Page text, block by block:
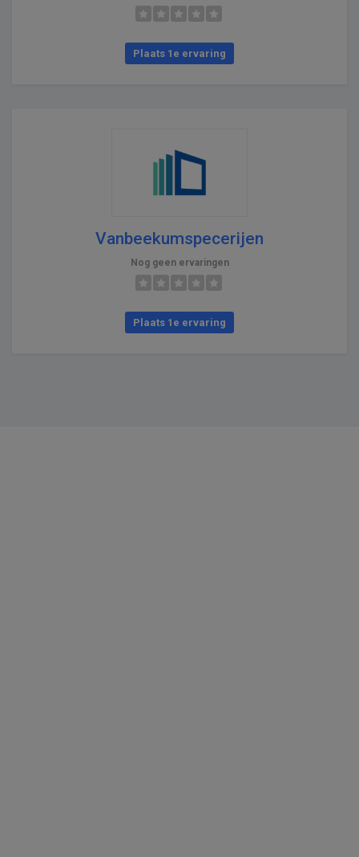
Plaats 1e ervaring
Vanbeekumspecerijen
Nog geen ervaringen
Plaats 1e ervaring